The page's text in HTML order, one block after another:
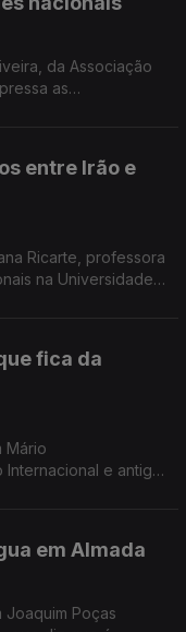
da Associação
as
entre Irão e
Ricarte, professora
na Universidade
fica da
Mário
e antigo
em Almada
Joaquim Poças